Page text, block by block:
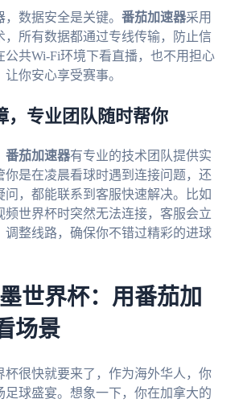
数据安全是关键。 番茄加速器采用
，所有数据都通过专线传输，防止信
公共Wi-Fi环境下看直播，也不用担心
你安心享受赛事。
，专业团队随时帮你
番茄加速器有专业的技术团队提供实
你是在凌晨看球时遇到连接问题，还
问，都能联系到客服快速解决。比如
频世界杯时突然无法连接，客服会立
调整线路，确保你不错过精彩的进球
世界杯：用番茄加
场景
杯很快就要来了，作为海外华人，你
足球盛宴。想象一下，你在加拿大的